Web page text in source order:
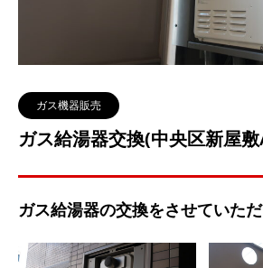
ガス機器販売
ガス給湯器交換(中央区新屋敷
ガス給湯器の交換をさせていただ